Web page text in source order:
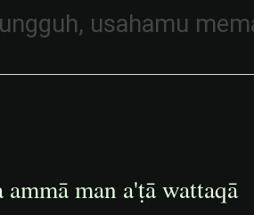
usahamu
ammā man a'ṭā wattaqā